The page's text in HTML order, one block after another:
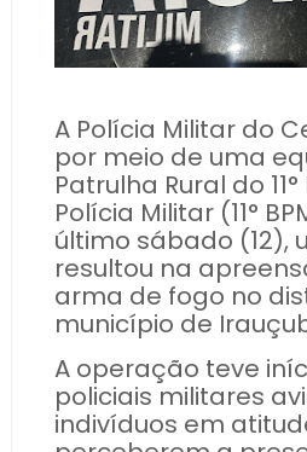
A Polícia Militar do
por meio de uma
Patrulha Rural do
Polícia Militar (11°
último sábado (12),
resultou na
arma de fogo no
município de
A operação teve
policiais militares
indivíduos em